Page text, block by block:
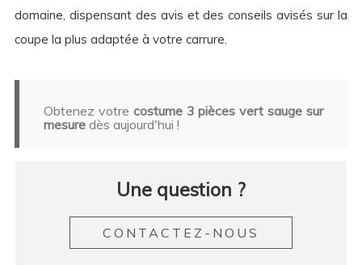
domaine, dispensant des avis et des conseils avisés sur la
coupe la plus adaptée à votre carrure.
Obtenez votre costume 3 pièces vert sauge sur
mesure dès aujourd'hui !
Une question ?
CONTACTEZ-NOUS